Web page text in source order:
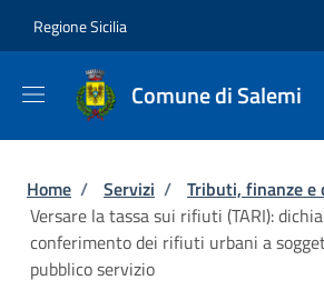
Regione Sicilia
Comune di Salemi
Briciole di pane
Home / Servizi / Tributi, finanze e
Versare la tassa sui rifiuti (TARI):
conferimento dei rifiuti urbani a
pubblico servizio